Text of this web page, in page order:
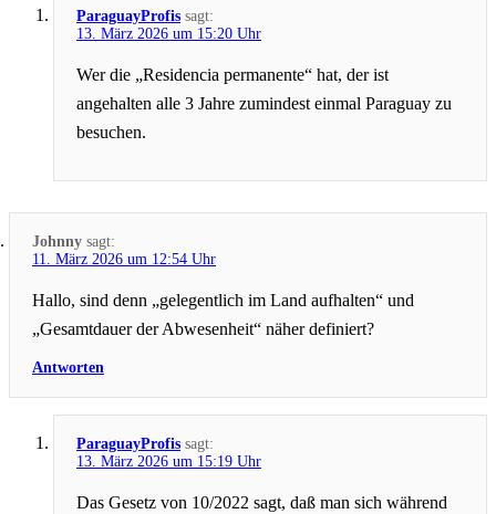
ParaguayProfis sagt:
13. März 2026 um 15:20 Uhr
Wer die „Residencia permanente“ hat, der ist
angehalten alle 3 Jahre zumindest einmal Paraguay zu
besuchen.
Johnny sagt:
11. März 2026 um 12:54 Uhr
Hallo, sind denn „gelegentlich im Land aufhalten“ und
„Gesamtdauer der Abwesenheit“ näher definiert?
Antworten
ParaguayProfis sagt:
13. März 2026 um 15:19 Uhr
Das Gesetz von 10/2022 sagt, daß man sich während